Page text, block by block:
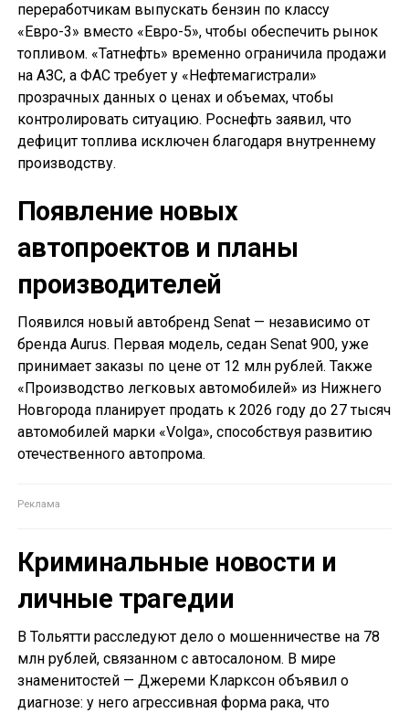
переработчикам выпускать бензин по классу
«Евро-3» вместо «Евро-5», чтобы обеспечить рынок
топливом. «Татнефть» временно ограничила продажи
на АЗС, а ФАС требует у «Нефтемагистрали»
прозрачных данных о ценах и объемах, чтобы
контролировать ситуацию. Роснефть заявил, что
дефицит топлива исключен благодаря внутреннему
производству.
Появление новых
автопроектов и планы
производителей
Появился новый автобренд Senat — независимо от
бренда Aurus. Первая модель, седан Senat 900, уже
принимает заказы по цене от 12 млн рублей. Также
«Производство легковых автомобилей» из Нижнего
Новгорода планирует продать к 2026 году до 27 тысяч
автомобилей марки «Volga», способствуя развитию
отечественного автопрома.
Криминальные новости и
личные трагедии
В Тольятти расследуют дело о мошенничестве на 78
млн рублей, связанном с автосалоном. В мире
знаменитостей — Джереми Кларксон объявил о
диагнозе: у него агрессивная форма рака, что